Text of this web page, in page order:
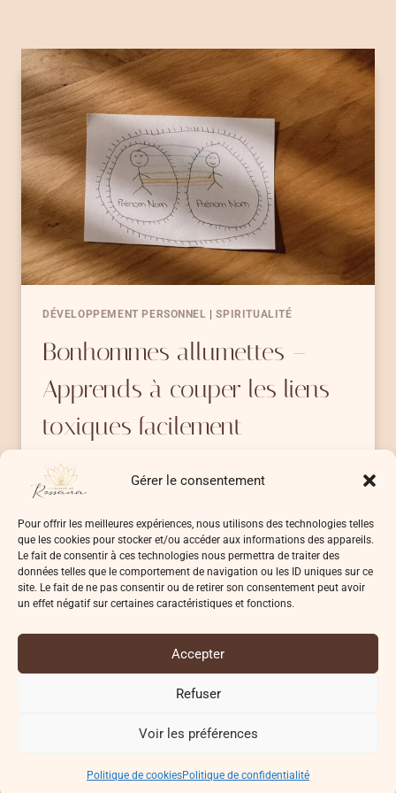
Gérer le consentement
Pour offrir les meilleures expériences, nous utilisons des technologies telles
que les cookies pour stocker et/ou accéder aux informations des appareils.
Le fait de consentir à ces technologies nous permettra de traiter des
données telles que le comportement de navigation ou les ID uniques sur ce
site. Le fait de ne pas consentir ou de retirer son consentement peut avoir
un effet négatif sur certaines caractéristiques et fonctions.
Accepter
Refuser
Voir les préférences
Politique de cookiesPolitique de confidentialité
DÉVELOPPEMENT PERSONNEL |SPIRITUALITÉ
Bonhommes allumettes –
Apprends à couper les liens
toxiques facilement
Tu as sans doute déjà entendu parler de
la technique des bonhommes allumettes,…
LIRE LA SUITEBONHOMMES
ALLUMETTES
–
APPRENDS
À
FACILEMENT
© 2026 L'UNIVERS DE ROSSANA
Conditions Générales de Vente (CGV)
Politique de confidentialité